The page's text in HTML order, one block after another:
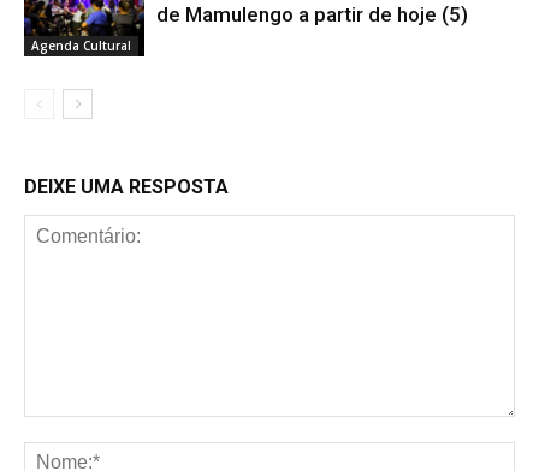
Agenda Cultural
de Mamulengo a partir de hoje (5)
DEIXE UMA RESPOSTA